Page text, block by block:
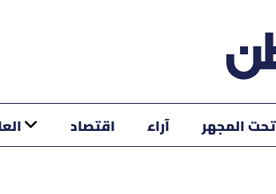
تحت المجهر آراء اقتصاد